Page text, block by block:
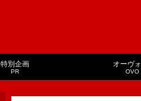
特別企画
PR
オーヴォ
OVO